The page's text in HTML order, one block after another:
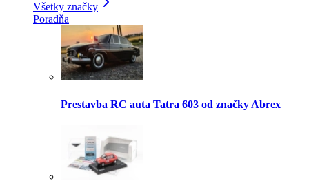
Všetky značky
Poradňa
Prestavba RC auta Tatra 603 od značky Abrex